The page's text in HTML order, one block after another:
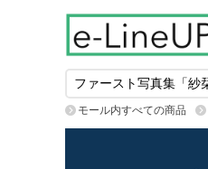
モール内すべての商品